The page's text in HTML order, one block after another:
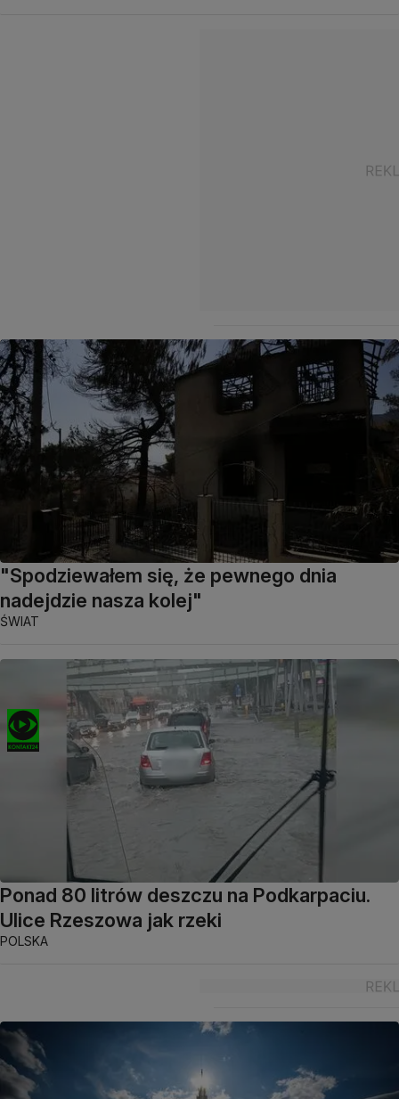
"Spodziewałem się, że pewnego dnia
nadejdzie nasza kolej"
ŚWIAT
Ponad 80 litrów deszczu na Podkarpaciu.
Ulice Rzeszowa jak rzeki
POLSKA